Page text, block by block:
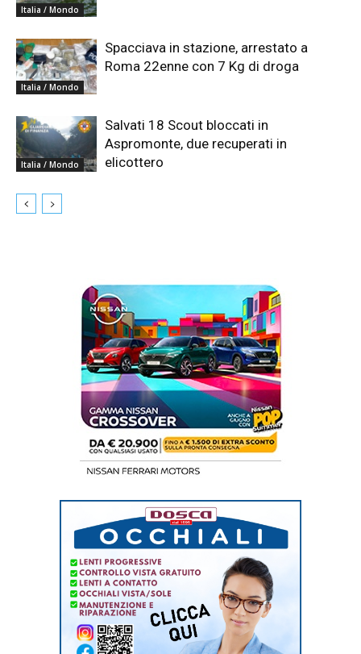
Italia / Mondo
Italia / Mondo
Spacciava in stazione, arrestato a
Roma 22enne con 7 Kg di droga
Italia / Mondo
Salvati 18 Scout bloccati in
Aspromonte, due recuperati in
elicottero